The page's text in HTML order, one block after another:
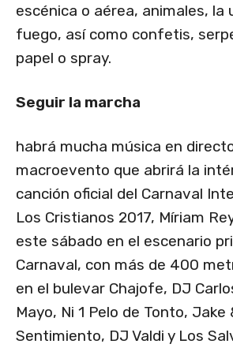
escénica o aérea, animales, la
fuego, así como confetis,
papel o spray.
Seguir la marcha
habrá mucha música en
macroevento que abrirá la
canción oficial del Carnaval
Los Cristianos 2017, Míriam
este sábado en el escenario
Carnaval, con más de 400
en el bulevar Chajofe, DJ
Mayo, Ni 1 Pelo de Tonto, Jake
Sentimiento, DJ Valdi y Los